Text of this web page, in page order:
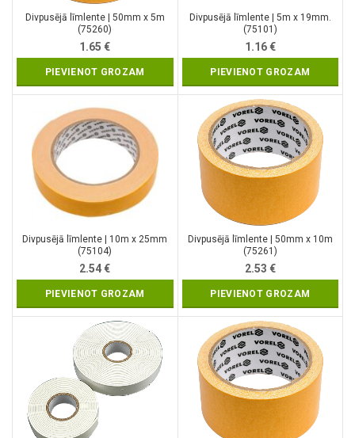
Divpusējā līmlente | 50mm x 5m
(75260)
1.65€
PIEVIENOT GROZAM
Divpusējā līmlente | 5m x 19mm.
(75101)
1.16€
PIEVIENOT GROZAM
Divpusējā līmlente | 10m x 25mm
(75104)
2.54€
PIEVIENOT GROZAM
Divpusējā līmlente | 50mm x 10m
(75261)
2.53 €
PIEVIENOT GROZAM